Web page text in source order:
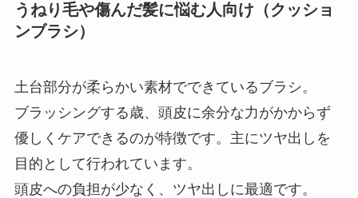
うねり毛や傷んだ髪に悩む人向け（クッショ
ンブラシ）
土台部分が柔らかい素材でできているブラシ。
ブラッシングする歳、頭皮に余分な力がかからず
優しくケアできるのが特徴です。主にツヤ出しを
目的として行われています。
頭皮への負担が少なく、ツヤ出しに最適です。